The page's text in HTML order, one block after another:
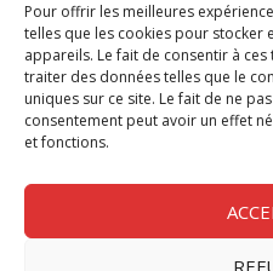
Pour offrir les meilleures
telles que les cookies pour stocker
appareils. Le fait de consentir à
traiter des données telles que le
uniques sur ce site. Le fait de ne
consentement peut avoir un effet
et fonctions.
Chèque Compta
Chèque Emploi
G-Pods
Profession Audio-